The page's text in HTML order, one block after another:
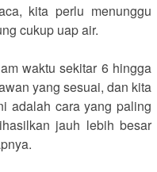
kita perlu menunggu
cukup uap air.
waktu sekitar 6 hingga
yang sesuai, dan kita
adalah cara yang paling
jauh lebih besar